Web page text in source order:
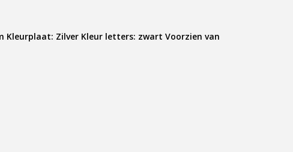
Kleurplaat: Zilver Kleur letters: zwart Voorzien van